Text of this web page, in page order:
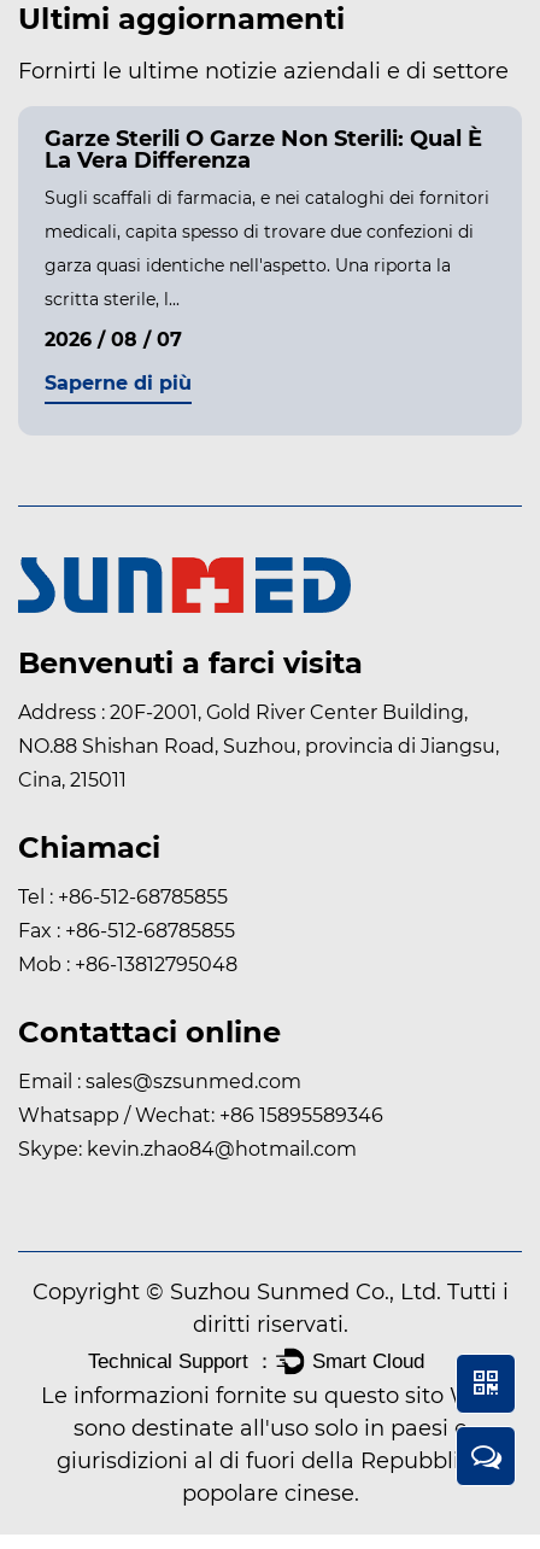
Ultimi aggiornamenti
Fornirti le ultime notizie aziendali e di settore
Garze Sterili O Garze Non Sterili: Qual È
La Vera Differenza
Sugli scaffali di farmacia, e nei cataloghi dei fornitori
medicali, capita spesso di trovare due confezioni di
garza quasi identiche nell'aspetto. Una riporta la
scritta sterile, l...
2026 / 08 / 07
Saperne di più
Benvenuti a farci visita
Address : 20F-2001, Gold River Center Building,
NO.88 Shishan Road, Suzhou, provincia di Jiangsu,
Cina, 215011
Chiamaci
Tel : +86-512-68785855
Fax : +86-512-68785855
Mob : +86-13812795048
Contattaci online
Email : sales@szsunmed.com
Whatsapp / Wechat: +86 15895589346
Skype: kevin.zhao84@hotmail.com
Copyright © Suzhou Sunmed Co., Ltd. Tutti i
diritti riservati.
Le informazioni fornite su questo sito Web
sono destinate all'uso solo in paesi e
giurisdizioni al di fuori della Repubblica
popolare cinese.